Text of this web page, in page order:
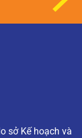
sở Kế hoạch và